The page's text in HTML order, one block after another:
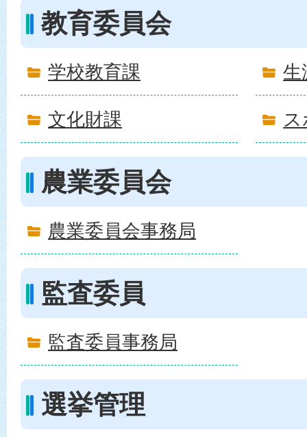
教育委員会
学校教育課 生
文化財課
農業委員会
農業委員会事務局
監査委員
監査委員事務局
選挙管理